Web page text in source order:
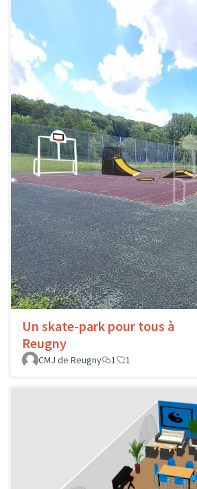
Un skate-park pour tous à
Reugny
CMJ de Reugny
1 1